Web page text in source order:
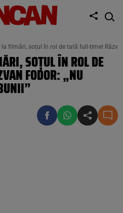
la filmări, soțul în rol de tată full-time!
SOȚUL ÎN ROL DE
FODOR: „NU